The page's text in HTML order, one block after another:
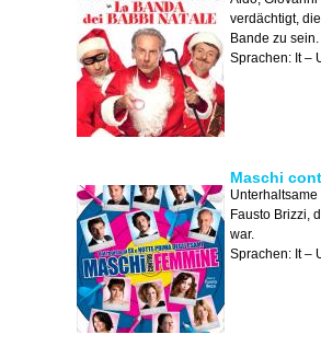
verdächtigt,
Bande zu sein.
Sprachen: It –
Maschi
Fausto Brizzi,
war.
Sprachen: It –